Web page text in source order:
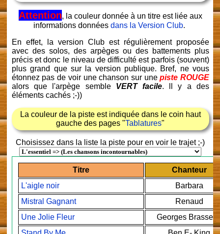
Attention, la couleur donnée à un titre est liée aux
informations donnéesdans la Version Club.
En effet, la version Club est régulièrement proposée
avec des solos, des arpèges ou des battements plus
précis et donc le niveau de difficulté est parfois (souvent)
plus grand que sur la version publique. Bref, ne vous
étonnez pas de voir une chanson sur unepiste ROUGE
alors que l'arpège semble VERT facile. ll y a des
éléments cachés ;-))
La couleur de la piste est indiquée dans le coin haut
gauche des pages "Tablatures"
Choisissez dans la liste la piste pour en voir le trajet ;-)
Titre
Chanteur
L'aigle noir
Barbara
Mistral Gagnant
Renaud
Une Jolie Fleur
Georges